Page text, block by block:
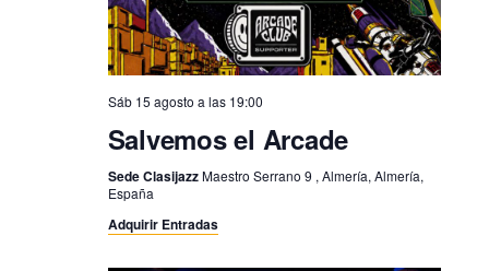
Sáb 15 agosto a las 19:00
Salvemos el Arcade
Sede ClasijazzMaestro Serrano 9 , Almería, Almería,
España
Adquirir Entradas